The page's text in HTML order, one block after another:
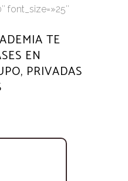
font_size=»25″
TE
EN
PRIVADAS